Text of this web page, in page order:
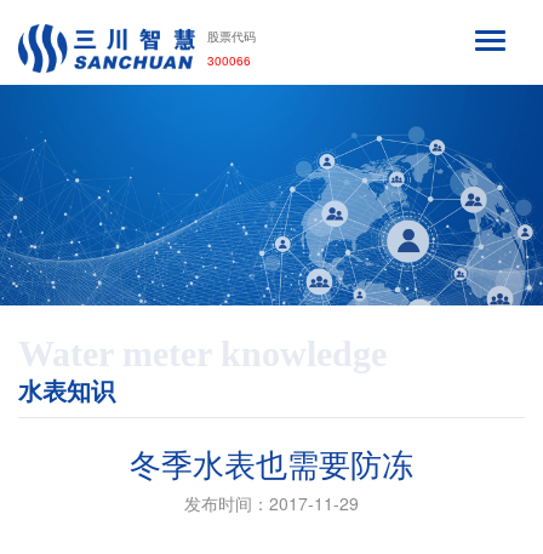
股票代码
300066
Water meter knowledge
水表知识
冬季水表也需要防冻
发布时间：2017-11-29